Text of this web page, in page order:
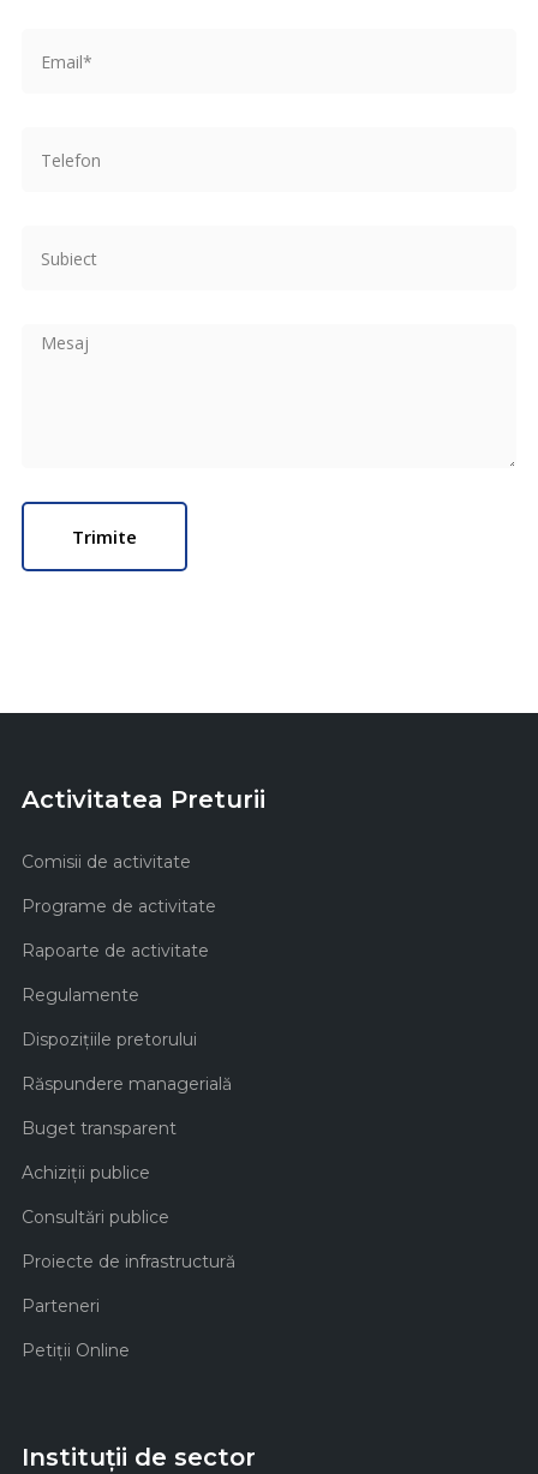
Activitatea Preturii
Comisii de activitate
Programe de activitate
Rapoarte de activitate
Regulamente
Dispozițiile pretorului
Răspundere managerială
Buget transparent
Achiziţii publice
Consultări publice
Proiecte de infrastructură
Parteneri
Petiții Online
Instituții de sector